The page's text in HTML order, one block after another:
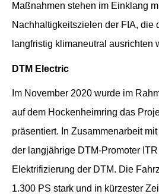
Maßnahmen stehen im Einklang
Nachhaltigkeitszielen der FIA, die
langfristig klimaneutral ausrichten
DTM Electric
Im November 2020 wurde im
auf dem Hockenheimring das
präsentiert. In Zusammenarbeit
der langjährige DTM-Promoter
Elektrifizierung der DTM. Die
1.300 PS stark und in kürzester